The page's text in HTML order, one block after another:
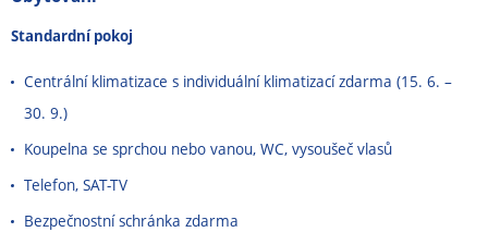
Standardní pokoj
Centrální klimatizace s individuální klimatizací zdarma (15. 6. –
30. 9.)
Koupelna se sprchou nebo vanou, WC, vysoušeč vlasů
Telefon, SAT-TV
Bezpečnostní schránka zdarma